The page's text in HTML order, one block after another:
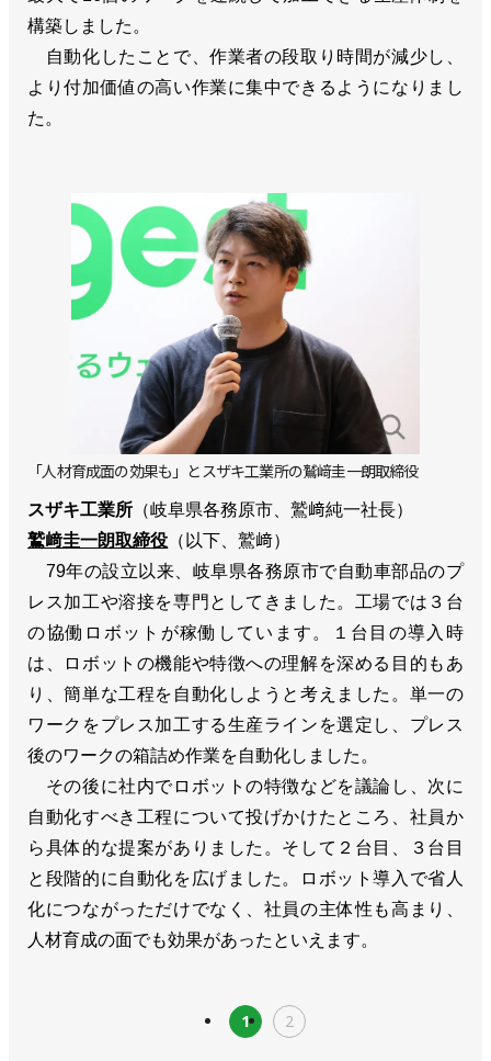
構築しました。
自動化したことで、作業者の段取り時間が減少し、
より付加価値の高い作業に集中できるようになりまし
た。
「人材育成面の効果も」とスザキ工業所の鷲﨑圭一朗取締役
スザキ工業所 （岐阜県各務原市、鷲﨑純一社長）
鷲﨑圭一朗取締役 （以下、鷲﨑）
79年の設立以来、岐阜県各務原市で自動車部品のプ
レス加工や溶接を専門としてきました。工場では３台
の協働ロボットが稼働しています。１台目の導入時
は、ロボットの機能や特徴への理解を深める目的もあ
り、簡単な工程を自動化しようと考えました。単一の
ワークをプレス加工する生産ラインを選定し、プレス
後のワークの箱詰め作業を自動化しました。
その後に社内でロボットの特徴などを議論し、次に
自動化すべき工程について投げかけたところ、社員か
ら具体的な提案がありました。そして２台目、３台目
と段階的に自動化を広げました。ロボット導入で省人
化につながっただけでなく、社員の主体性も高まり、
人材育成の面でも効果があったといえます。
1 2